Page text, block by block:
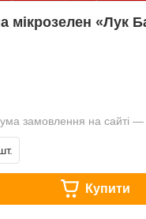
мікрозелен «Лук
замовлення на сайті
Купити